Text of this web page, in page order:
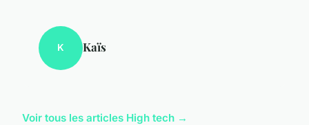
K Kaïs
Voir tous les articles High tech →